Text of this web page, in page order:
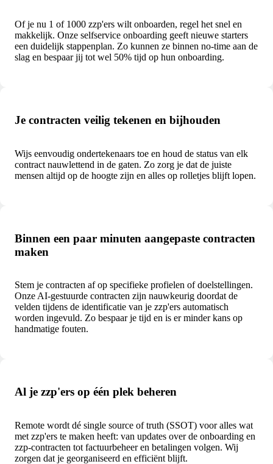
Of je nu 1 of 1000 zzp'ers wilt onboarden, regel het snel en
makkelijk. Onze selfservice onboarding geeft nieuwe starters
een duidelijk stappenplan. Zo kunnen ze binnen no-time aan de
slag en bespaar jij tot wel 50% tijd op hun onboarding.
Je contracten veilig tekenen en bijhouden
Wijs eenvoudig ondertekenaars toe en houd de status van elk
contract nauwlettend in de gaten. Zo zorg je dat de juiste
mensen altijd op de hoogte zijn en alles op rolletjes blijft lopen.
Binnen een paar minuten aangepaste contracten
maken
Stem je contracten af op specifieke profielen of doelstellingen.
Onze AI-gestuurde contracten zijn nauwkeurig doordat de
velden tijdens de identificatie van je zzp'ers automatisch
worden ingevuld. Zo bespaar je tijd en is er minder kans op
handmatige fouten.
Al je zzp'ers op één plek beheren
Remote wordt dé single source of truth (SSOT) voor alles wat
met zzp'ers te maken heeft: van updates over de onboarding en
zzp-contracten tot factuurbeheer en betalingen volgen. Wij
zorgen dat je georganiseerd en efficiënt blijft.